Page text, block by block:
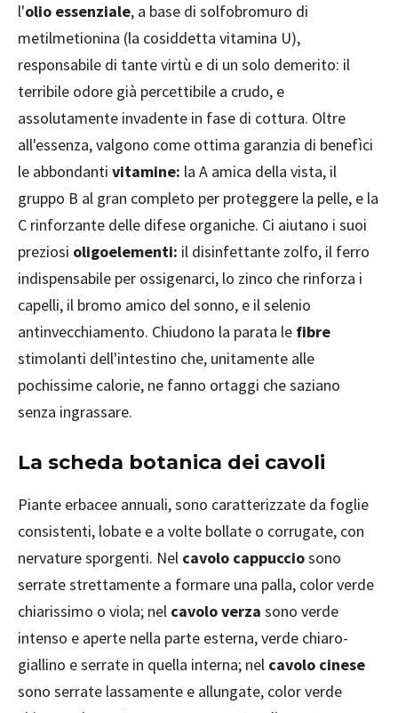
l'olio essenziale, a base di solfobromuro di
metilmetionina (la cosiddetta vitamina U),
responsabile di tante virtù e di un solo demerito: il
terribile odore già percettibile a crudo, e
assolutamente invadente in fase di cottura. Oltre
all'essenza, valgono come ottima garanzia di benefìci
le abbondanti vitamine: la A amica della vista, il
gruppo B al gran completo per proteggere la pelle, e la
C rinforzante delle difese organiche. Ci aiutano i suoi
preziosi oligoelementi: il disinfettante zolfo, il ferro
indispensabile per ossigenarci, lo zinco che rinforza i
capelli, il bromo amico del sonno, e il selenio
antinvecchiamento. Chiudono la parata le fibre
stimolanti dell'intestino che, unitamente alle
pochissime calorie, ne fanno ortaggi che saziano
senza ingrassare.
La scheda botanica dei cavoli
Piante erbacee annuali, sono caratterizzate da foglie
consistenti, lobate e a volte bollate o corrugate, con
nervature sporgenti. Nel cavolo cappucciosono
serrate strettamente a formare una palla, color verde
chiarissimo o viola; nel cavolo verza sono verde
intenso e aperte nella parte esterna, verde chiaro-
giallino e serrate in quella interna; nel cavolo cinese
sono serrate lassamente e allungate, color verde